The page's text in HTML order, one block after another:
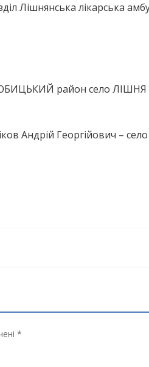
Лішнянська лікарська
район село ЛІШНЯ
Андрій Георгійович –
*